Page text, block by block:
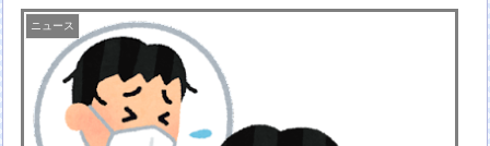
ニュース